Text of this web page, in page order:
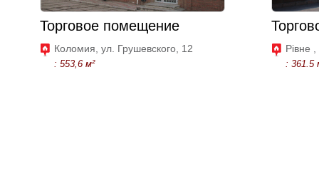
Торговое помещение
Коломия, ул. Грушевского, 12
: 553,6 м²
Рівне
: 361.5